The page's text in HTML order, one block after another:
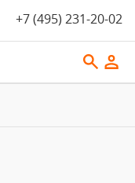
+7 (495) 231-20-02